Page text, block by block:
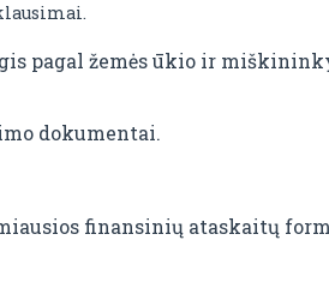
pagal žemės ūkio ir
dokumentai.
finansinių ataskaitų